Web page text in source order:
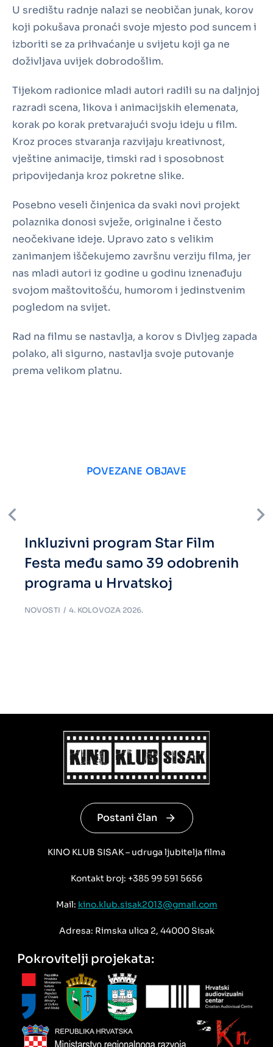
U središtu radnje nalazi se neobičan junak, korov
koji pokušava pronaći svoje mjesto pod suncem i
izboriti se za prihvaćanje u svijetu koji ga ne
doživljava uvijek dobrodošlim.
Tijekom radionice mladi autori radili su na daljnjoj
razradi scena, likova i animacijskih elemenata,
korak po korak pretvarajući svoju ideju u film.
Kroz proces stvaranja razvijaju kreativnost,
vještine animacije, timski rad i sposobnost
pripovijedanja kroz pokretne slike.
Posebno veseli činjenica da svaki novi projekt
polaznika donosi svježe, originalne i često
neočekivane ideje. Upravo zato s velikim
zanimanjem iščekujemo završnu verziju filma, jer
nas mladi autori iz godine u godinu iznenađuju
svojom maštovitošću, humorom i jedinstvenim
pogledom na svijet.
Rad na filmu se nastavlja, a korov s Divljeg zapada
polako, ali sigurno, nastavlja svoje putovanje
prema velikom platnu.
POVEZANE OBJAVE
Inkluzivni program Star Film
Festa među samo 39 odobrenih
programa u Hrvatskoj
NOVOSTI 4. KOLOVOZA 2026.
Postani član
KINO KLUB SISAK – udruga ljubitelja filma
Kontakt broj: +385 99 591 5656
Mail: kino.klub.sisak2013@gmail.com
Adresa: Rimska ulica 2, 44000 Sisak
Pokrovitelji projekata: